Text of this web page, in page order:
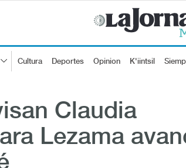
Cultura Deportes Opinion K'iintsil
Claudia
Lezama